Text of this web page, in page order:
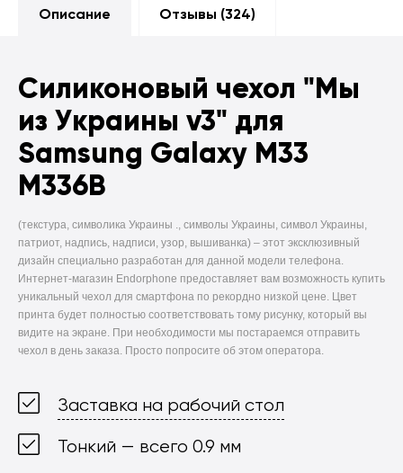
Описание Отзывы (324)
Силиконовый чехол "Мы
из Украины v3" для
Samsung Galaxy M33
M336B
(текстура, символика Украины ., символы Украины, символ Украины,
патриот, надпись, надписи, узор, вышиванка) – этот эксклюзивный
дизайн специально разработан для данной модели телефона.
Интернет-магазин Endorphone предоставляет вам возможность купить
уникальный чехол для смартфона по рекордно низкой цене. Цвет
принта будет полностью соответствовать тому рисунку, который вы
видите на экране. При необходимости мы постараемся отправить
чехол в день заказа. Просто попросите об этом оператора.
Заставка на рабочий стол
Тонкий — всего 0.9 мм